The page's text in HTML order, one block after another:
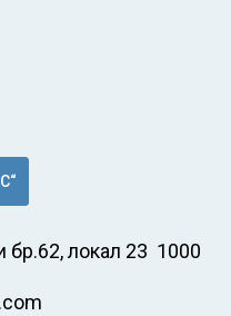
бр.62, локал 23 1000